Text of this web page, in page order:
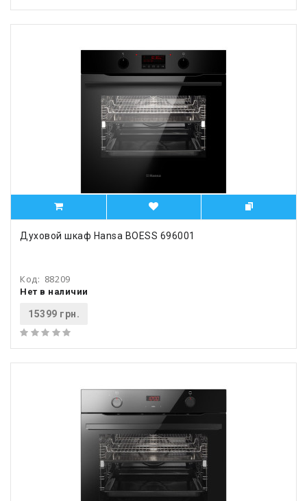
Духовой шкаф Hansa BOESS 696001
Код: 88209
Нет в наличии
15399 грн.